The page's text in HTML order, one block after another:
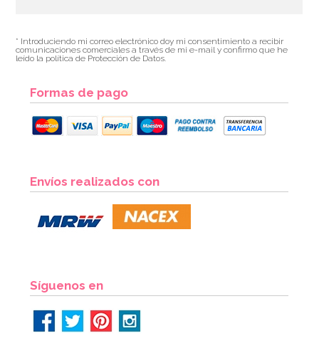
* Introduciendo mi correo electrónico doy mi consentimiento a recibir
comunicaciones comerciales a través de mi e-mail y confirmo que he
leído la política de Protección de Datos.
Formas de pago
Envíos realizados con
Síguenos en